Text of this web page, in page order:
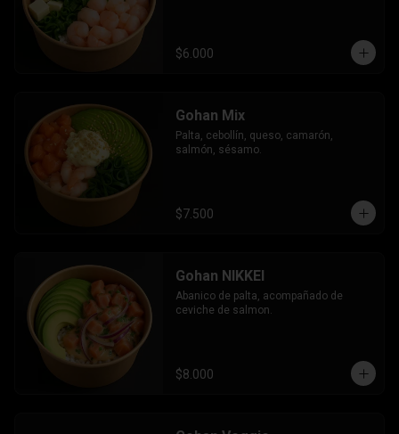
$6.000
Gohan Mix
Palta, cebollín, queso, camarón,
salmón, sésamo.
$7.500
Gohan NIKKEI
Abanico de palta, acompañado de
ceviche de salmon.
$8.000